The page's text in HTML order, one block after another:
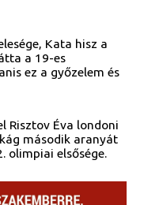
Kata hisz a
a 19-es
ez a győzelem és
Risztov Éva londoni
második aranyát
olimpiai elsősége.